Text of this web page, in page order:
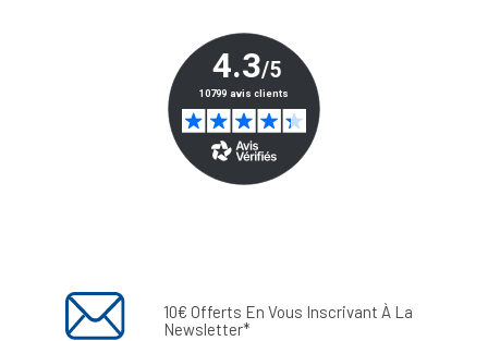
10€ Offerts En Vous Inscrivant À La
Newsletter*